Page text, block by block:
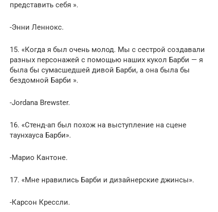
представить себя ».
-Энни Леннокс.
15. «Когда я был очень молод. Мы с сестрой создавали
разных персонажей с помощью наших кукол Барби — я
была бы сумасшедшей дивой Барби, а она была бы
бездомной Барби ».
-Jordana Brewster.
16. «Стенд-ап был похож на выступление на сцене
таунхауса Барби».
-Марио Кантоне.
17. «Мне нравились Барби и дизайнерские джинсы».
-Карсон Крессли.